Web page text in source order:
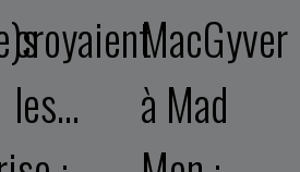
croyaient
les…
MacGyver
à Mad